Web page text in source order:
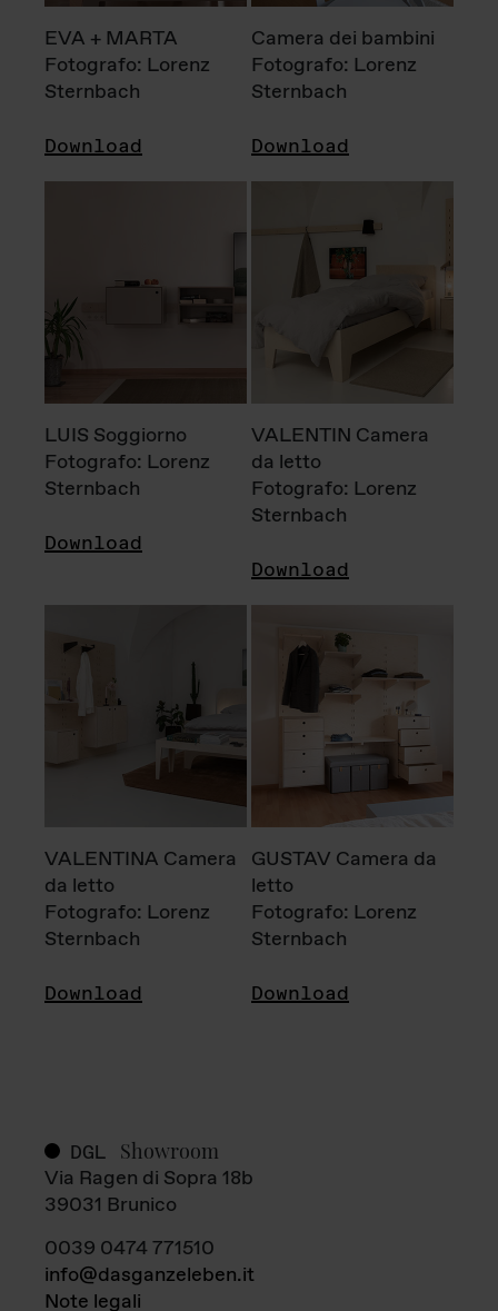
EVA + MARTA
Fotografo: Lorenz
Sternbach
Download
Camera dei bambini
Fotografo: Lorenz
Sternbach
Download
LUIS Soggiorno
Fotografo: Lorenz
Sternbach
Download
VALENTIN Camera
da letto
Fotografo: Lorenz
Sternbach
Download
VALENTINA Camera
da letto
Fotografo: Lorenz
Sternbach
Download
GUSTAV Camera da
letto
Fotografo: Lorenz
Sternbach
Download
DGL Showroom
Via Ragen di Sopra 18b
39031 Brunico
0039 0474 771510
info@dasganzeleben.it
Note legali